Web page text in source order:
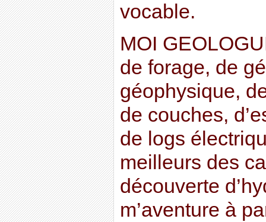
vocable.
MOI
de forage, de
géophysique,
de couches,
de logs
meilleurs des
découverte
m’aventure à